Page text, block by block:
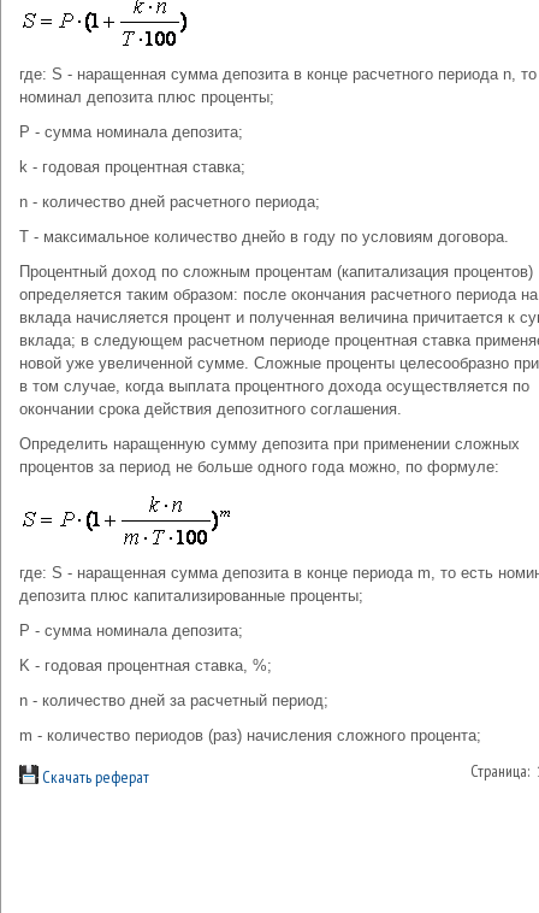
где: S - наращенная сумма депозита в конце расчетного периода n, то
номинал депозита плюс проценты;
P - сумма номинала депозита;
k - годовая процентная ставка;
n - количество дней расчетного периода;
T - максимальное количество днейо в году по условиям договора.
Процентный доход по сложным процентам (капитализация процентов)
определяется таким образом: после окончания расчетного периода
вклада начисляется процент и полученная величина причитается к
вклада; в следующем расчетном периоде процентная ставка
новой уже увеличенной сумме. Сложные проценты целесообразно
в том случае, когда выплата процентного дохода осуществляется по
окончании срока действия депозитного соглашения.
Определить наращенную сумму депозита при применении сложных
процентов за период не больше одного года можно, по формуле:
где: S - наращенная сумма депозита в конце периода m, то есть
депозита плюс капитализированные проценты;
P - сумма номинала депозита;
K - годовая процентная ставка, %;
n - количество дней за расчетный период;
m - количество периодов (раз) начисления сложного процента;
Скачать реферат